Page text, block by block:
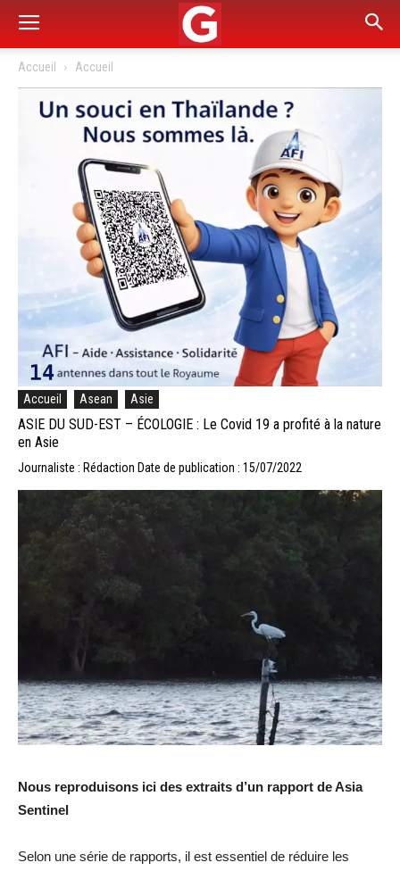
Accueil Accueil
Accueil Asean Asie
ASIE DU SUD-EST – ÉCOLOGIE : Le Covid 19 a profité à la nature
en Asie
Journaliste : Rédaction Date de publication : 15/07/2022
Nous reproduisons ici des extraits d’un rapport de Asia
Sentinel
Selon une série de rapports, il est essentiel de réduire les